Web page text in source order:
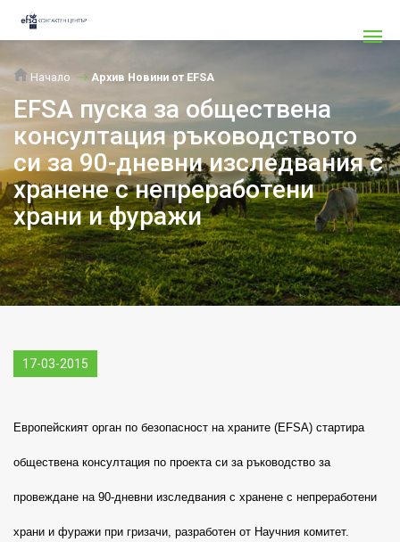
Начало Архив Новини от EFSA
EFSA пуска за обществена
консултация ръководството
си за 90-дневни изследвания с
хранене с непреработени
храни и фуражи
17-03-2015
Европейският орган по безопасност на храните (EFSA) стартира
обществена консултация по проекта си за ръководство за
провеждане на 90-дневни изследвания с хранене с непреработени
храни и фуражи при гризачи, разработен от Научния комитет.